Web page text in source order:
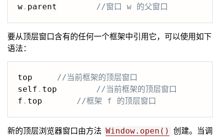
w . //窗口 w 的父窗口
要从顶层窗口含有的任何一个框架中引用它，可以使用如下
语法：
//当前框架的顶层窗口
self .
//当前框架的顶层窗口
f . //框架 f 的顶层窗口
新的顶层浏览器窗口由方法 Window.open() 创建。当调